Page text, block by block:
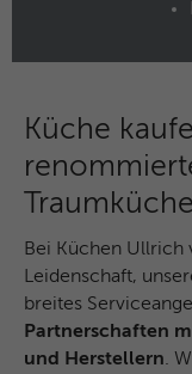
Küche
Bei Küchen Ullrich
Leidenschaft,
breites
Partnerschaften
und Herstellern.
Laufzeit 1
Name SM